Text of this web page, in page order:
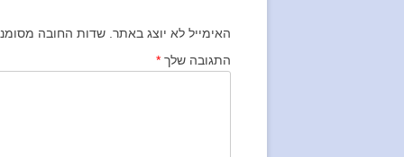
האימייל לא יוצג באתר. שדות החובה
התגובה שלך *